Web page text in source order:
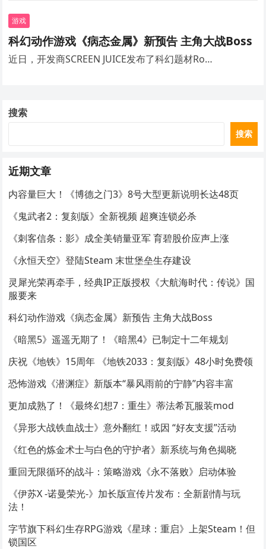
游戏
科幻动作游戏《病态金属》新预告 主角大战Boss
近日，开发商SCREEN JUICE发布了科幻题材Ro…
搜索
搜索
近期文章
内容量巨大！《博德之门3》8号大型更新说明长达48页
《鬼武者2：复刻版》全新视频 超爽连锁必杀
《刺客信条：影》成全美销量亚军 育碧股价应声上涨
《永恒天空》登陆Steam 末世堡垒生存建设
灵犀光荣再牵手，经典IP正版授权《大航海时代：传说》国
服要来
科幻动作游戏《病态金属》新预告 主角大战Boss
《暗黑5》遥遥无期了！《暗黑4》已制定十二年规划
庆祝《地铁》15周年 《地铁2033：复刻版》48小时免费领
恐怖游戏《潜渊症》新版本“暴风雨前的宁静”内容丰富
更加成熟了！《最终幻想7：重生》蒂法希瓦服装mod
《异形大战铁血战士》意外翻红！或因 “好友支援”活动
《红色的炼金术士与白色的守护者》新系统与角色揭晓
重回无限循环的战斗：策略游戏《永不落败》启动体验
《伊苏X -诺曼荣光-》加长版宣传片发布：全新剧情与玩
法！
字节旗下科幻生存RPG游戏《星球：重启》上架Steam！但
锁国区